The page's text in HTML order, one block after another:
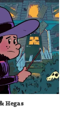
Hegas